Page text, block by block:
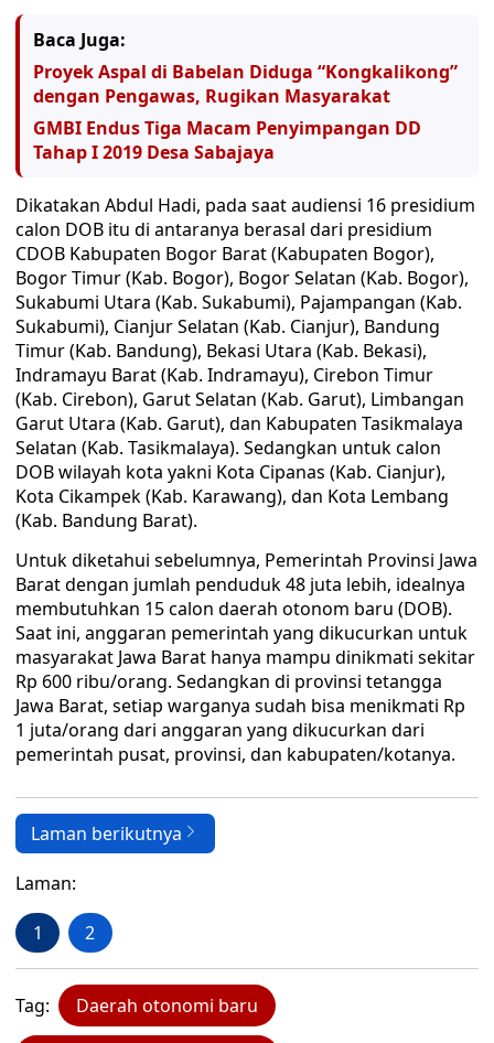
Baca Juga:
Proyek Aspal di Babelan Diduga “Kongkalikong”
dengan Pengawas, Rugikan Masyarakat
GMBI Endus Tiga Macam Penyimpangan DD
Tahap I 2019 Desa Sabajaya
Dikatakan Abdul Hadi, pada saat audiensi 16 presidium
calon DOB itu di antaranya berasal dari presidium
CDOB Kabupaten Bogor Barat (Kabupaten Bogor),
Bogor Timur (Kab. Bogor), Bogor Selatan (Kab. Bogor),
Sukabumi Utara (Kab. Sukabumi), Pajampangan (Kab.
Sukabumi), Cianjur Selatan (Kab. Cianjur), Bandung
Timur (Kab. Bandung), Bekasi Utara (Kab. Bekasi),
Indramayu Barat (Kab. Indramayu), Cirebon Timur
(Kab. Cirebon), Garut Selatan (Kab. Garut), Limbangan
Garut Utara (Kab. Garut), dan Kabupaten Tasikmalaya
Selatan (Kab. Tasikmalaya). Sedangkan untuk calon
DOB wilayah kota yakni Kota Cipanas (Kab. Cianjur),
Kota Cikampek (Kab. Karawang), dan Kota Lembang
(Kab. Bandung Barat).
Untuk diketahui sebelumnya, Pemerintah Provinsi Jawa
Barat dengan jumlah penduduk 48 juta lebih, idealnya
membutuhkan 15 calon daerah otonom baru (DOB).
Saat ini, anggaran pemerintah yang dikucurkan untuk
masyarakat Jawa Barat hanya mampu dinikmati sekitar
Rp 600 ribu/orang. Sedangkan di provinsi tetangga
Jawa Barat, setiap warganya sudah bisa menikmati Rp
1 juta/orang dari anggaran yang dikucurkan dari
pemerintah pusat, provinsi, dan kabupaten/kotanya.
Laman berikutnya
Laman:
1 2
Tag: Daerah otonomi baru